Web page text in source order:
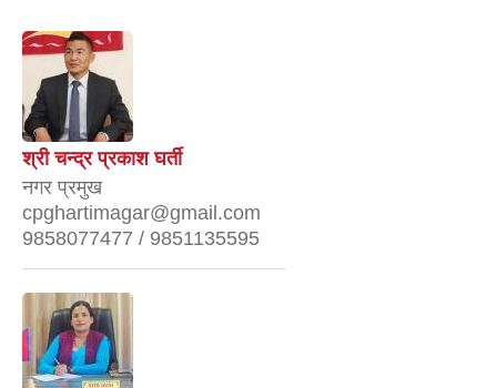
श्री चन्द्र प्रकाश घर्ती
नगर प्रमुख
cpghartimagar@gmail.com
9858077477 / 9851135595